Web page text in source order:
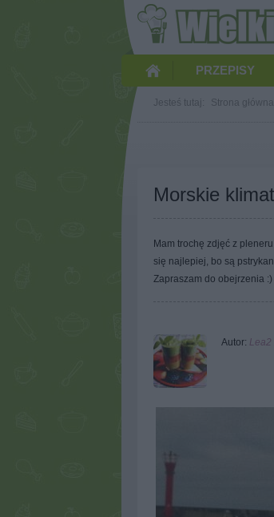
PRZEPISY
Jesteś tutaj: Strona główna
Morskie
Mam trochę zdjęć z
się najlepiej, bo są
Zapraszam do obejrzenia :)
Autor: Lea2